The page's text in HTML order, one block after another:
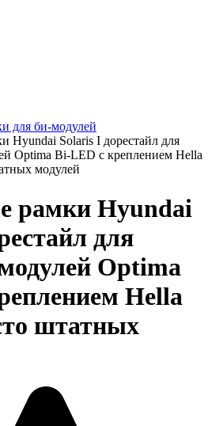
для би-модулей
Hyundai Solaris I дорестайл для
Optima Bi-LED с креплением Hella
модулей
рамки Hyundai
для
Optima
Hella
штатных